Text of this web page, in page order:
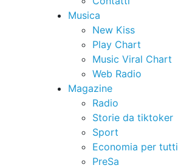
Musica
New Kiss
Play Chart
Music Viral Chart
Web Radio
Magazine
Radio
Storie da tiktoker
Sport
Economia per tutti
PreSa